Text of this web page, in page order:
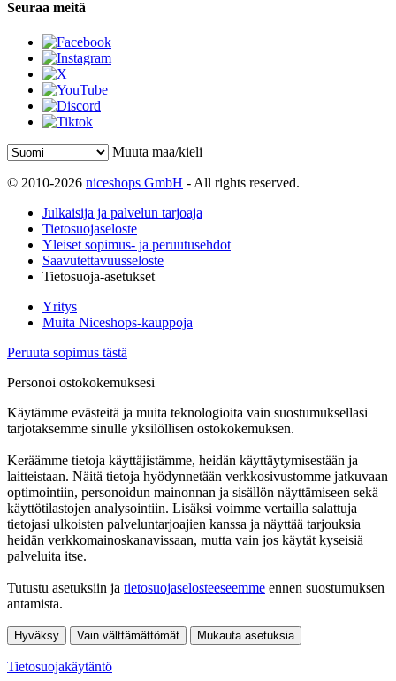
Seuraa meitä
Muuta maa/kieli
© 2010-2026 niceshops GmbH - All rights reserved.
Julkaisija ja palvelun tarjoaja
Tietosuojaseloste
Yleiset sopimus- ja peruutusehdot
Saavutettavuusseloste
Tietosuoja-asetukset
Yritys
Muita Niceshops-kauppoja
Peruuta sopimus tästä
Personoi ostokokemuksesi
Käytämme evästeitä ja muita teknologioita vain suostumuksellasi
tarjotaksemme sinulle yksilöllisen ostokokemuksen.
Keräämme tietoja käyttäjistämme, heidän käyttäytymisestään ja
laitteistaan. Näitä tietoja hyödynnetään verkkosivustomme jatkuvaan
optimointiin, personoidun mainonnan ja sisällön näyttämiseen sekä
käyttötilastojen analysointiin. Lisäksi voimme vertailla salattuja
tietojasi ulkoisten palveluntarjoajien kanssa ja näyttää tarjouksia
heidän verkkomainoskanavissaan, mutta vain jos käytät kyseisiä
palveluita itse.
Tutustu asetuksiin ja tietosuojaselosteeseemme ennen suostumuksen
antamista.
Hyväksy Vain välttämättömät Mukauta asetuksia
Tietosuojakäytäntö